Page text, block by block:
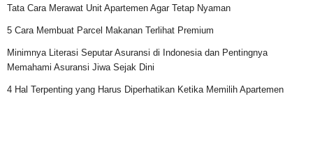
Tata Cara Merawat Unit Apartemen Agar Tetap Nyaman
5 Cara Membuat Parcel Makanan Terlihat Premium
Minimnya Literasi Seputar Asuransi di Indonesia dan Pentingnya
Memahami Asuransi Jiwa Sejak Dini
4 Hal Terpenting yang Harus Diperhatikan Ketika Memilih Apartemen